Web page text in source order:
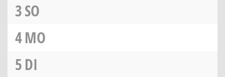
3SO
4MO
5DI